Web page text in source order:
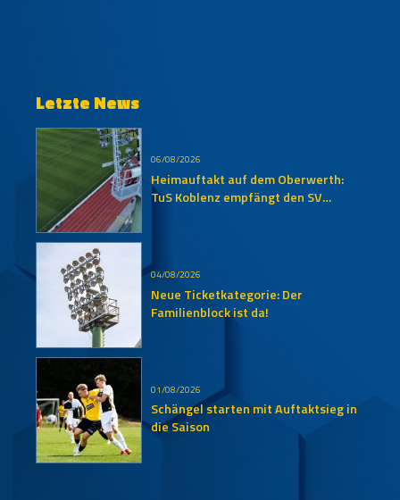
Letzte News
06/08/2026
Heimauftakt auf dem Oberwerth:
TuS Koblenz empfängt den SV
04/08/2026
Neue Ticketkategorie: Der
Familienblock ist da!
01/08/2026
Schängel starten mit Auftaktsieg in
die Saison